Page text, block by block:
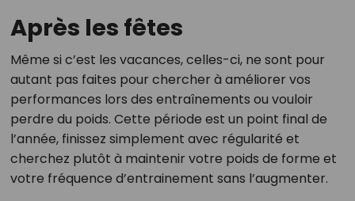
Après les fêtes
Même si c’est les vacances, celles-ci, ne sont pour
autant pas faites pour chercher à améliorer vos
performances lors des entraînements ou vouloir
perdre du poids. Cette période est un point final de
l’année, finissez simplement avec régularité et
cherchez plutôt à maintenir votre poids de forme et
votre fréquence d’entrainement sans l’augmenter.